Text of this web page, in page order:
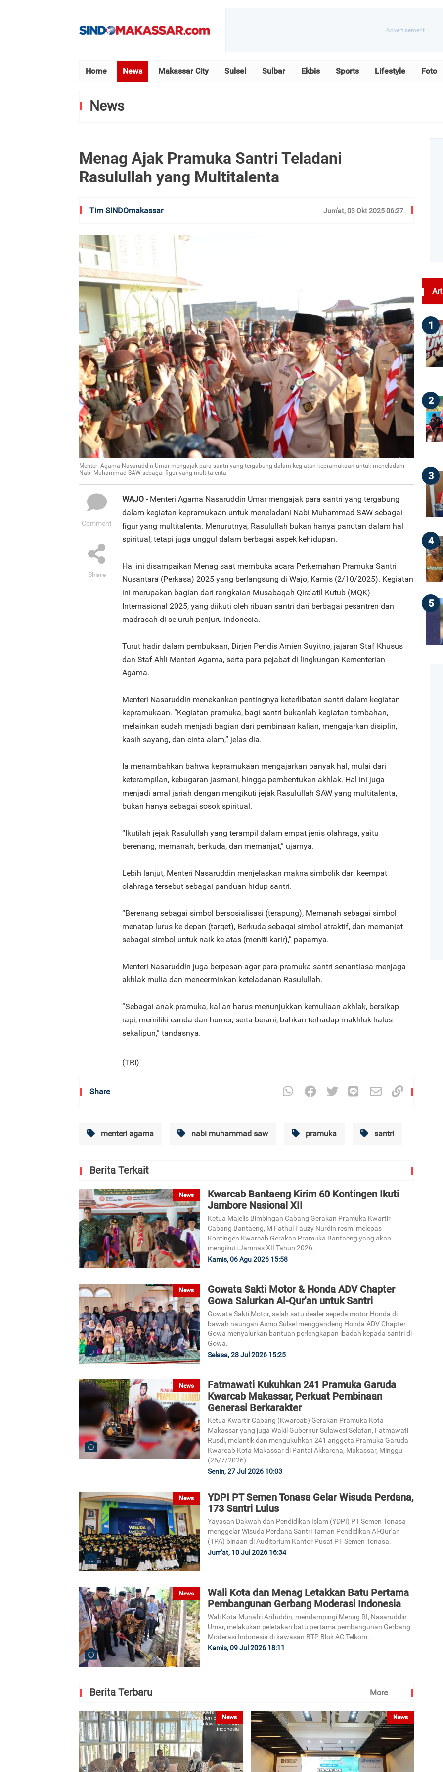
Home News Makassar City Sulsel Sulbar Ekbis Sports Lifestyle Foto
News
Menag Ajak Pramuka Santri Teladani
Rasulullah yang Multitalenta
Tim SINDOmakassar Jum'at, 03 Okt 2025 06:27
Menteri Agama Nasaruddin Umar mengajak para santri yang tergabung dalam kegiatan kepramukaan untuk meneladani
Nabi Muhammad SAW sebagai figur yang multitalenta
Comment
Share
WAJO - Menteri Agama Nasaruddin Umar mengajak para santri yang tergabung
dalam kegiatan kepramukaan untuk meneladani Nabi Muhammad SAW sebagai
figur yang multitalenta. Menurutnya, Rasulullah bukan hanya panutan dalam hal
spiritual, tetapi juga unggul dalam berbagai aspek kehidupan.
Hal ini disampaikan Menag saat membuka acara Perkemahan Pramuka Santri
Nusantara (Perkasa) 2025 yang berlangsung di Wajo, Kamis (2/10/2025). Kegiatan
ini merupakan bagian dari rangkaian Musabaqah Qira'atil Kutub (MQK)
Internasional 2025, yang diikuti oleh ribuan santri dari berbagai pesantren dan
madrasah di seluruh penjuru Indonesia.
Turut hadir dalam pembukaan, Dirjen Pendis Amien Suyitno, jajaran Staf Khusus
dan Staf Ahli Menteri Agama, serta para pejabat di lingkungan Kementerian
Agama.
Menteri Nasaruddin menekankan pentingnya keterlibatan santri dalam kegiatan
kepramukaan. “Kegiatan pramuka, bagi santri bukanlah kegiatan tambahan,
melainkan sudah menjadi bagian dari pembinaan kalian, mengajarkan disiplin,
kasih sayang, dan cinta alam,” jelas dia.
Ia menambahkan bahwa kepramukaan mengajarkan banyak hal, mulai dari
keterampilan, kebugaran jasmani, hingga pembentukan akhlak. Hal ini juga
menjadi amal jariah dengan mengikuti jejak Rasulullah SAW yang multitalenta,
bukan hanya sebagai sosok spiritual.
“Ikutilah jejak Rasulullah yang terampil dalam empat jenis olahraga, yaitu
berenang, memanah, berkuda, dan memanjat,” ujarnya.
Lebih lanjut, Menteri Nasaruddin menjelaskan makna simbolik dari keempat
olahraga tersebut sebagai panduan hidup santri.
“Berenang sebagai simbol bersosialisasi (terapung), Memanah sebagai simbol
menatap lurus ke depan (target), Berkuda sebagai simbol atraktif, dan memanjat
sebagai simbol untuk naik ke atas (meniti karir),” paparnya.
Menteri Nasaruddin juga berpesan agar para pramuka santri senantiasa menjaga
akhlak mulia dan mencerminkan keteladanan Rasulullah.
“Sebagai anak pramuka, kalian harus menunjukkan kemuliaan akhlak, bersikap
rapi, memiliki canda dan humor, serta berani, bahkan terhadap makhluk halus
sekalipun,” tandasnya.
(TRI)
Share
menteri agama nabi muhammad saw pramuka santri
Berita Terkait
News
Kwarcab Bantaeng Kirim 60 Kontingen Ikuti
Jambore Nasional XII
Ketua Majelis Bimbingan Cabang Gerakan Pramuka Kwartir
Cabang Bantaeng, M Fathul Fauzy Nurdin resmi melepas
Kontingen Kwarcab Gerakan Pramuka Bantaeng yang akan
mengikuti Jamnas XII Tahun 2026.
Kamis, 06 Agu 2026 15:58
News
Gowata Sakti Motor & Honda ADV Chapter
Gowa Salurkan Al-Qur'an untuk Santri
Gowata Sakti Motor, salah satu dealer sepeda motor Honda di
bawah naungan Asmo Sulsel menggandeng Honda ADV Chapter
Gowa menyalurkan bantuan perlengkapan ibadah kepada santri di
Gowa.
Selasa, 28 Jul 2026 15:25
News
Fatmawati Kukuhkan 241 Pramuka Garuda
Kwarcab Makassar, Perkuat Pembinaan
Generasi Berkarakter
Ketua Kwartir Cabang (Kwarcab) Gerakan Pramuka Kota
Makassar yang juga Wakil Gubernur Sulawesi Selatan, Fatmawati
Rusdi, melantik dan mengukuhkan 241 anggota Pramuka Garuda
Kwarcab Kota Makassar di Pantai Akkarena, Makassar, Minggu
(26/7/2026).
Senin, 27 Jul 2026 10:03
News
YDPI PT Semen Tonasa Gelar Wisuda Perdana,
173 Santri Lulus
Yayasan Dakwah dan Pendidikan Islam (YDPI) PT Semen Tonasa
menggelar Wisuda Perdana Santri Taman Pendidikan Al-Qur'an
(TPA) binaan di Auditorium Kantor Pusat PT Semen Tonasa.
Jum'at, 10 Jul 2026 16:34
News
Wali Kota dan Menag Letakkan Batu Pertama
Pembangunan Gerbang Moderasi Indonesia
Wali Kota Munafri Arifuddin, mendampingi Menag RI, Nasaruddin
Umar, melakukan peletakan batu pertama pembangunan Gerbang
Moderasi Indonesia di kawasan BTP Blok AC Telkom.
Kamis, 09 Jul 2026 18:11
Berita Terbaru More
News News
1
2
3
4
5